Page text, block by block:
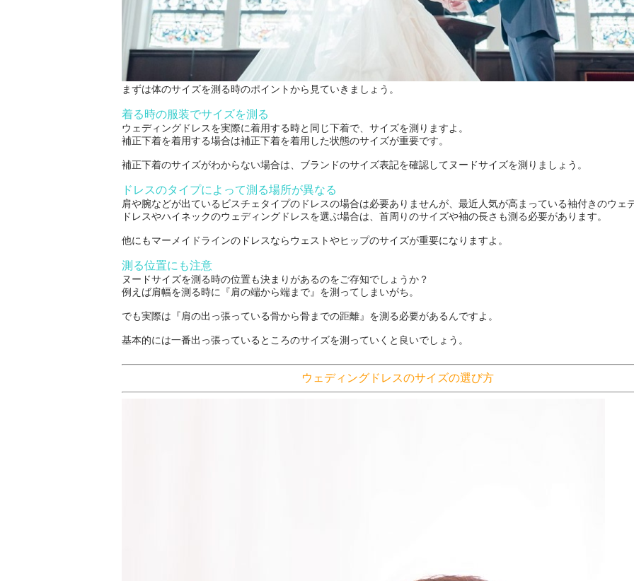
まずは体のサイズを測る時のポイントから見ていきましょう。
着る時の服装でサイズを測る
ウェディングドレスを実際に着用する時と同じ下着で、サイズを測りますよ。
補正下着を着用する場合は補正下着を着用した状態のサイズが重要です。
補正下着のサイズがわからない場合は、ブランドのサイズ表記を確認してヌードサイズを測りましょう。
ドレスのタイプによって測る場所が異なる
肩や腕などが出ているビスチェタイプのドレスの場合は必要ありませんが、最近人気が高まっている袖付きのウェ
ドレスやハイネックのウェディングドレスを選ぶ場合は、首周りのサイズや袖の長さも測る必要があります。
他にもマーメイドラインのドレスならウェストやヒップのサイズが重要になりますよ。
測る位置にも注意
ヌードサイズを測る時の位置も決まりがあるのをご存知でしょうか？
例えば肩幅を測る時に『肩の端から端まで』を測ってしまいがち。
でも実際は『肩の出っ張っている骨から骨までの距離』を測る必要があるんですよ。
基本的には一番出っ張っているところのサイズを測っていくと良いでしょう。
ウェディングドレスのサイズの選び方